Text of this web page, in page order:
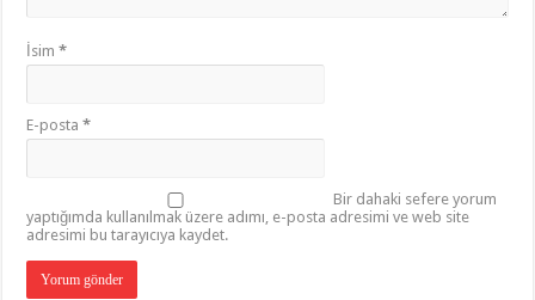
İsim*
E-posta*
Bir dahaki sefere yorum
yaptığımda kullanılmak üzere adımı, e-posta adresimi ve web site
adresimi bu tarayıcıya kaydet.